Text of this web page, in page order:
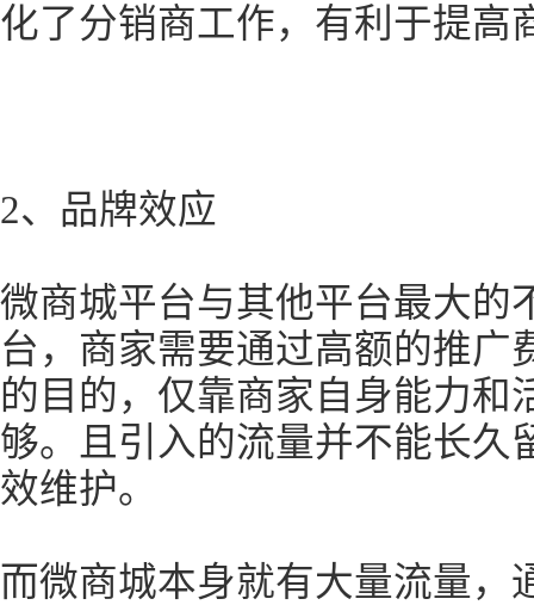
化了分销商工作，有利于提高
2、品牌效应
微商城平台与其他平台最大的
台，商家需要通过高额的推广
的目的，仅靠商家自身能力和
够。且引入的流量并不能长久
效维护。
而微商城本身就有大量流量，